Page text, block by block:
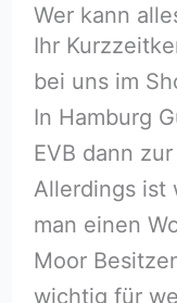
Wer kann
Ihr
bei uns im
In Hamburg
EVB dann
Allerdings ist
man einen
Moor
wichtig für